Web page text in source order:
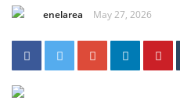
enelarea May 27, 2026